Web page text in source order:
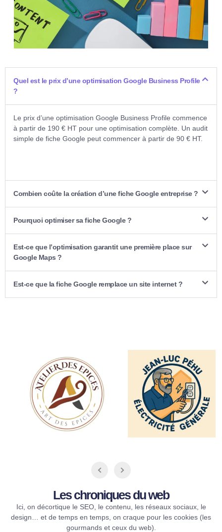
Quel est le prix d’une optimisation Google Business Profile
?
Le prix d’une optimisation Google Business Profile commence
à partir de 190 € HT pour une optimisation complète. Un audit
simple de fiche Google peut commencer à partir de 90 € HT.
Combien coûte la création d’une fiche Google entreprise ?
Pourquoi optimiser sa fiche Google ?
Est-ce que l’optimisation garantit une première place sur
Google Maps ?
Est-ce que la fiche Google remplace un site internet ?
Les chroniques du web​
Ici, on décortique le SEO, le contenu, les réseaux sociaux, le
design… et de temps en temps, on craque pour les cookies (les
gourmands et ceux du web).